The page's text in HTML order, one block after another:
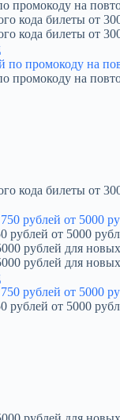
промокоду на
кода билеты от
кода билеты от
промокоду на
кода билеты от
рублей от 5000
рублей для
рублей для
рублей от 5000